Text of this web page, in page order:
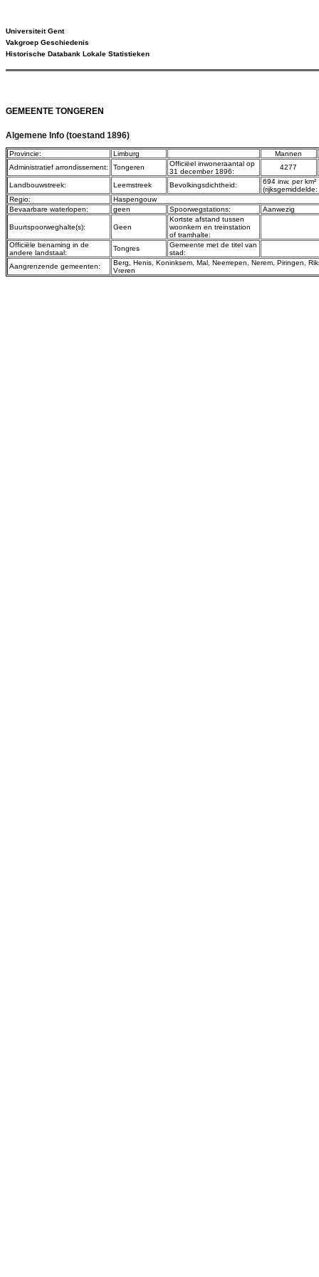
Universiteit Gent
Vakgroep Geschiedenis
Historische Databank Lokale Statistieken
GEMEENTE TONGEREN
Algemene Info (toestand 1896)
Provincie: Limburg
Mannen
Administratief arrondissement:
Tongeren
Officiëel inwoneraantal op
31 december 1896:
4277
Landbouwstreek: Leemstreek Bevolkingsdichtheid:
694 inw. per km²
Regio:
Haspengouw
Bevaarbare waterlopen:
geen Spoorwegstations: Aanwezig
Buurtspoorweghalte(s): Geen
Kortste afstand tussen
woonkern en treinstation
of tramhalte:
Officiële benaming in de
andere landstaal:
Tongres
Gemeente met de titel van
stad:
Aangrenzende gemeenten:
Berg Henis Koninksem Mal Neerrepen Nerem Piringen
Vreren